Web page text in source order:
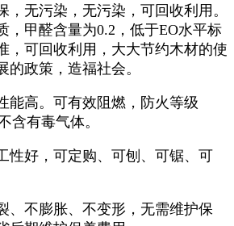
，无污染，无污染，可回收利用。
，甲醛含量为0.2，低于EO水平标
，可回收利用，大大节约木材的使
的政策，造福社会。
能高。可有效阻燃，防火等级
含有毒气体。
性好，可定购、可刨、可锯、可
、不膨胀、不变形，无需维护保